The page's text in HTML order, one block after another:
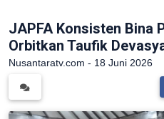
JAPFA Konsisten Bina
Orbitkan Taufik
Nusantaratv.com - 18 Juni 2026